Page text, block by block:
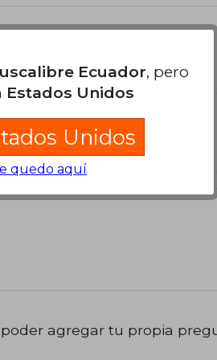
agregar tu propia
Ecuador, pero
Estados Unidos
Unidos
quedo aquí